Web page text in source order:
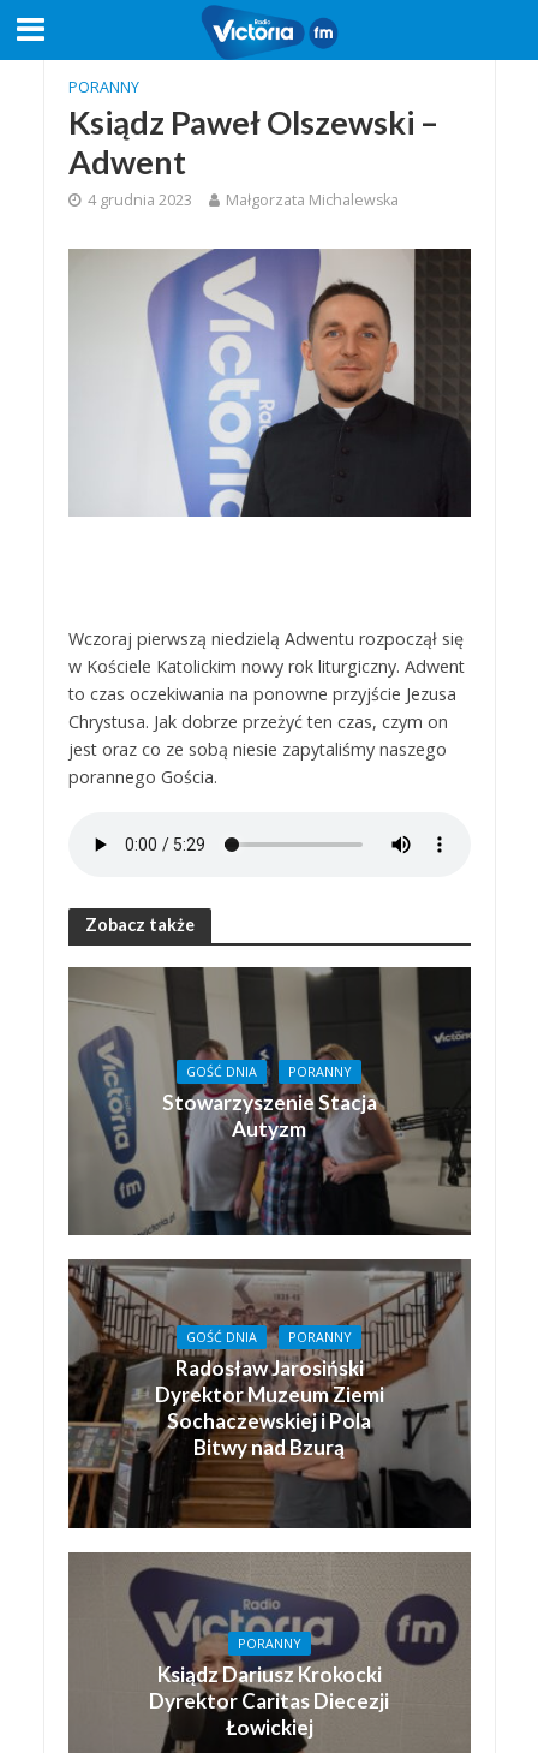
PORANNY
Ksiądz Paweł Olszewski –
Adwent
4 grudnia 2023 Małgorzata Michalewska
Wczoraj pierwszą niedzielą Adwentu rozpoczął się
w Kościele Katolickim nowy rok liturgiczny. Adwent
to czas oczekiwania na ponowne przyjście Jezusa
Chrystusa. Jak dobrze przeżyć ten czas, czym on
jest oraz co ze sobą niesie zapytaliśmy naszego
porannego Gościa.
Zobacz także
GOŚĆ DNIA PORANNY
Stowarzyszenie Stacja
Autyzm
GOŚĆ DNIA PORANNY
Radosław Jarosiński
Dyrektor Muzeum Ziemi
Sochaczewskiej i Pola
Bitwy nad Bzurą
PORANNY
Ksiądz Dariusz Krokocki
Dyrektor Caritas Diecezji
Łowickiej